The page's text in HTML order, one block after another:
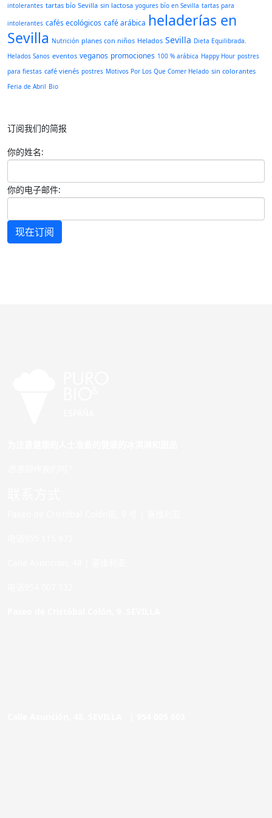
intolerantes tartas bío Sevilla sin lactosa yogures bío en Sevilla tartas para
intolerantes cafés ecológicos café arábica heladerías en
Sevilla Nutrición planes con niños Helados Sevilla Dieta Equilibrada.
Helados Sanos eventos veganos promociones 100 % arábica Happy Hour postres
para fiestas café vienés postres Motivos Por Los Que Comer Helado sin colorantes
Feria de Abril Bio
订阅我们的简报
你的姓名:
你的电子邮件:
现在订阅